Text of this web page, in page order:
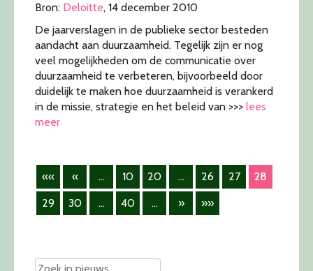
Bron: Deloitte, 14 december 2010
De jaarverslagen in de publieke sector besteden
aandacht aan duurzaamheid. Tegelijk zijn er nog
veel mogelijkheden om de communicatie over
duurzaamheid te verbeteren, bijvoorbeeld door
duidelijk te maken hoe duurzaamheid is verankerd
in de missie, strategie en het beleid van >>> lees
meer
«« « ... 10 20 ... 26 27
28
29
30 ... 40 ... » »»